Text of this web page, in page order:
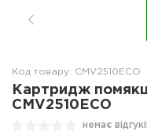
Код товару: CMV2510ECO
Картридж
CMV2510ECO
немає